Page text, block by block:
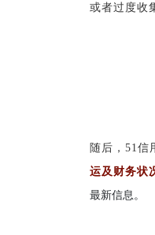
或者过度收
随后，51信
运及财务状
最新信息。